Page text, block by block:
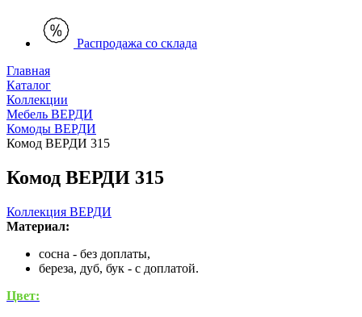
Распродажа со склада
Главная
Каталог
Коллекции
Мебель ВЕРДИ
Комоды ВЕРДИ
Комод ВЕРДИ 315
Комод ВЕРДИ 315
Коллекция ВЕРДИ
Материал:
сосна - без доплаты,
береза, дуб, бук - с доплатой.
Цвет: